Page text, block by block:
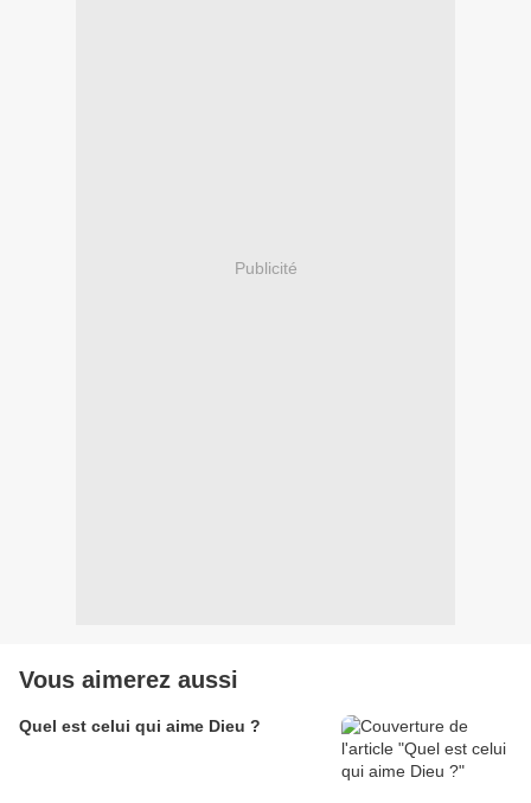
Publicité
Vous aimerez aussi
Quel est celui qui aime Dieu ?